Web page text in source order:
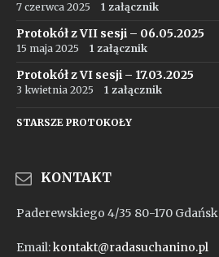
7 czerwca 2025 1 załącznik
Protokół z VII sesji – 06.05.2025
15 maja 2025 1 załącznik
Protokół z VI sesji – 17.03.2025
3 kwietnia 2025 1 załącznik
STARSZE PROTOKOŁY
KONTAKT
Paderewskiego 4/35 80-170 Gdańsk
Email:kontakt@radasuchanino.pl